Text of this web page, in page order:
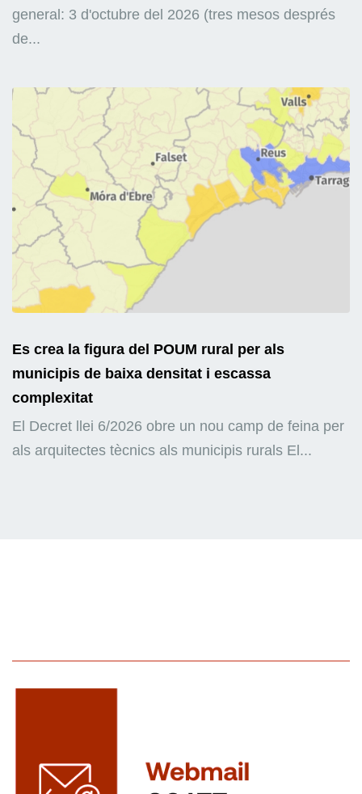
general: 3 d'octubre del 2026 (tres mesos després
de...
Es crea la figura del POUM rural per als
municipis de baixa densitat i escassa
complexitat
El Decret llei 6/2026 obre un nou camp de feina per
als arquitectes tècnics als municipis rurals El...